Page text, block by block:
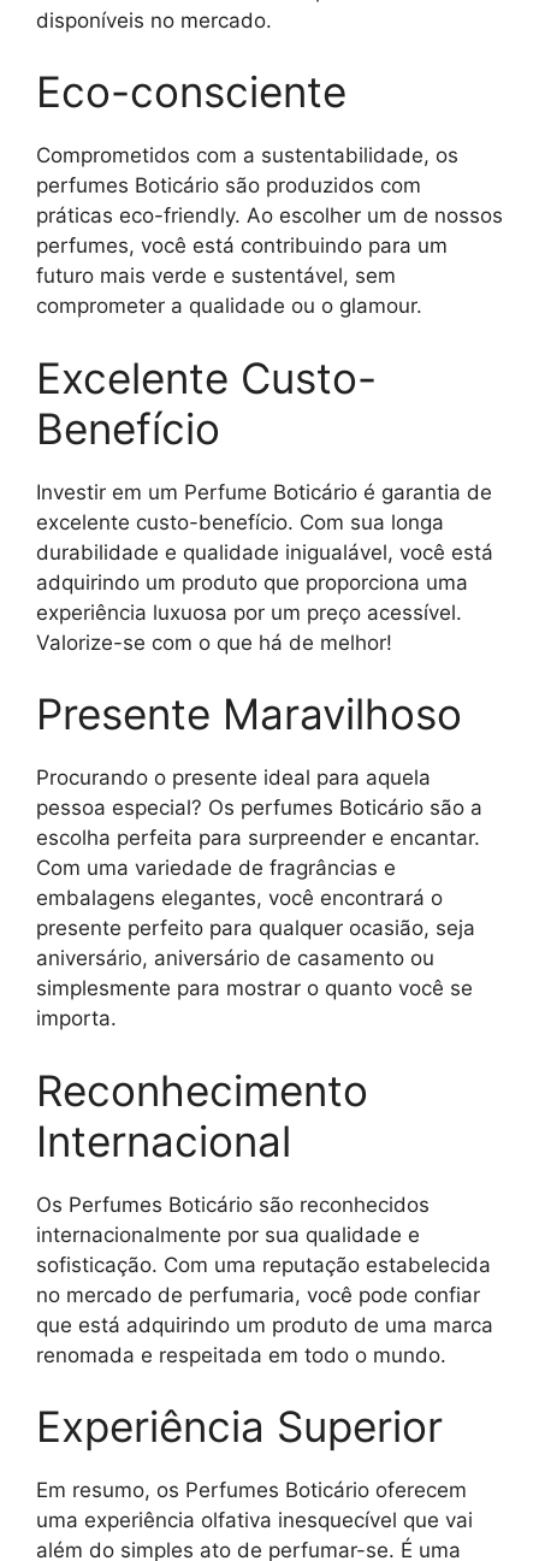
disponíveis no mercado.
Eco-consciente
Comprometidos com a sustentabilidade, os
perfumes Boticário são produzidos com
práticas eco-friendly. Ao escolher um de nossos
perfumes, você está contribuindo para um
futuro mais verde e sustentável, sem
comprometer a qualidade ou o glamour.
Excelente Custo-
Benefício
Investir em um Perfume Boticário é garantia de
excelente custo-benefício. Com sua longa
durabilidade e qualidade inigualável, você está
adquirindo um produto que proporciona uma
experiência luxuosa por um preço acessível.
Valorize-se com o que há de melhor!
Presente Maravilhoso
Procurando o presente ideal para aquela
pessoa especial? Os perfumes Boticário são a
escolha perfeita para surpreender e encantar.
Com uma variedade de fragrâncias e
embalagens elegantes, você encontrará o
presente perfeito para qualquer ocasião, seja
aniversário, aniversário de casamento ou
simplesmente para mostrar o quanto você se
importa.
Reconhecimento
Internacional
Os Perfumes Boticário são reconhecidos
internacionalmente por sua qualidade e
sofisticação. Com uma reputação estabelecida
no mercado de perfumaria, você pode confiar
que está adquirindo um produto de uma marca
renomada e respeitada em todo o mundo.
Experiência Superior
Em resumo, os Perfumes Boticário oferecem
uma experiência olfativa inesquecível que vai
além do simples ato de perfumar-se. É uma